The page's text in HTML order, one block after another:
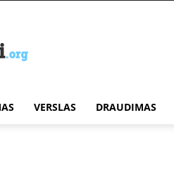
VERSLAS DRAUDIMAS